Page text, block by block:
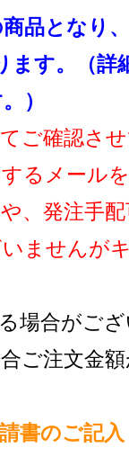
品となり
ます。（詳
）
ご確認さ
るメール
、発注手
ませんが
場合がご
ご注文金
書のご記